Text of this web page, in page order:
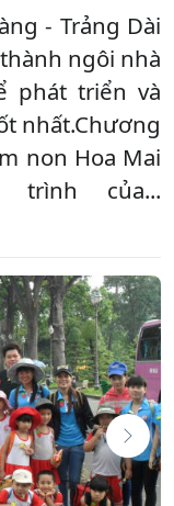
- Trảng Dài
ngôi nhà
phát triển và
nhất.Chương
non Hoa Mai
trình của...